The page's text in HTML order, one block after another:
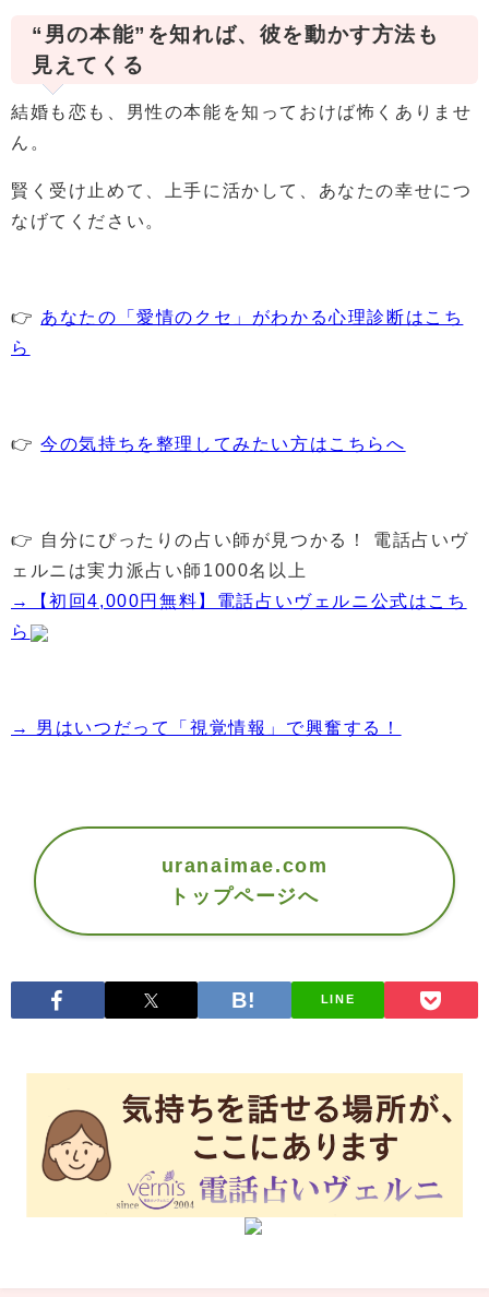
“男の本能”を知れば、彼を動かす方法も
見えてくる
結婚も恋も、男性の本能を知っておけば怖くありませ
ん。
賢く受け止めて、上手に活かして、あなたの幸せにつ
なげてください。
👉 あなたの「愛情のクセ」がわかる心理診断はこち
ら
👉今の気持ちを整理してみたい方はこちらへ
👉 自分にぴったりの占い師が見つかる！ 電話占いヴ
ェルニは実力派占い師1000名以上
→【初回4,000円無料】電話占いヴェルニ公式はこち
ら
→ 男はいつだって「視覚情報」で興奮する！
uranaimae.com
トップページへ
LINE